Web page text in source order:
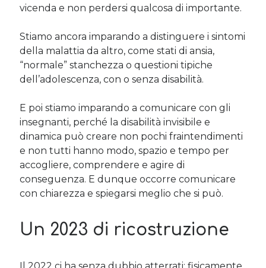
vicenda e non perdersi qualcosa di importante.
Stiamo ancora imparando a distinguere i sintomi
della malattia da altro, come stati di ansia,
“normale” stanchezza o questioni tipiche
dell’adolescenza, con o senza disabilità.
E poi stiamo imparando a comunicare con gli
insegnanti, perché la disabilità invisibile e
dinamica può creare non pochi fraintendimenti
e non tutti hanno modo, spazio e tempo per
accogliere, comprendere e agire di
conseguenza. E dunque occorre comunicare
con chiarezza e spiegarsi meglio che si può.
Un 2023 di ricostruzione